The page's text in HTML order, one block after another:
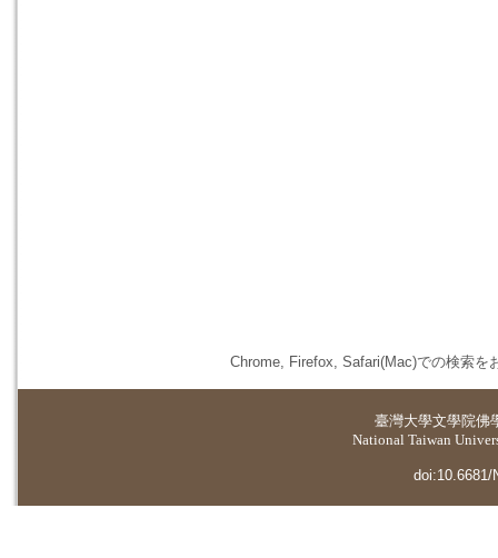
Chrome, Firefox, Safari(Mac)での検索を
臺灣大學文學院佛
National Taiwan
doi:10.6681/